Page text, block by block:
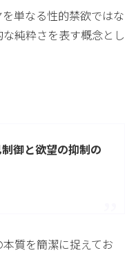
単なる性的禁欲ではな
純粋さを表す概念とし
御と欲望の抑制の
質を簡潔に捉えてお